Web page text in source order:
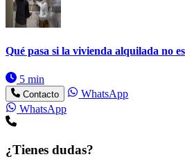
Qué pasa si la vivienda alquilada no
5 min
Contacto
WhatsApp
WhatsApp
¿Tienes dudas?